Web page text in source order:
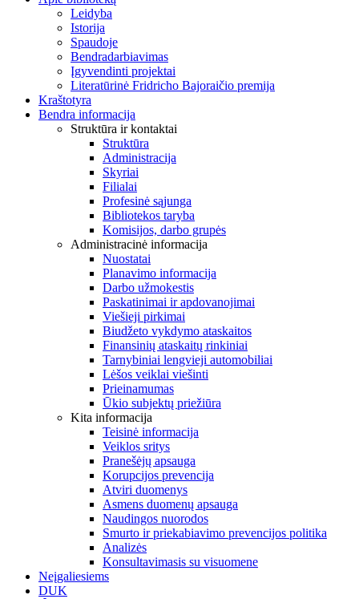
Leidyba
Istorija
Spaudoje
Bendradarbiavimas
Įgyvendinti projektai
Literatūrinė Fridricho Bajoraičio premija
Kraštotyra
Bendra informacija
Struktūra ir kontaktai
Struktūra
Administracija
Skyriai
Filialai
Profesinė sąjunga
Bibliotekos taryba
Komisijos, darbo grupės
Administracinė informacija
Nuostatai
Planavimo informacija
Darbo užmokestis
Paskatinimai ir apdovanojimai
Viešieji pirkimai
Biudžeto vykdymo ataskaitos
Finansinių ataskaitų rinkiniai
Tarnybiniai lengvieji automobiliai
Lėšos veiklai viešinti
Prieinamumas
Ūkio subjektų priežiūra
Kita informacija
Teisinė informacija
Veiklos sritys
Pranešėjų apsauga
Korupcijos prevencija
Atviri duomenys
Asmens duomenų apsauga
Naudingos nuorodos
Smurto ir priekabiavimo prevencijos politika
Analizės
Konsultavimasis su visuomene
Neįgaliesiems
DUK